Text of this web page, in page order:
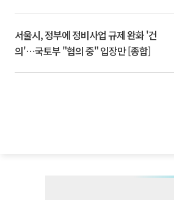
서울시, 정부에 정비사업 규제 완화 '건
의'⋯국토부 "협의 중" 입장만 [종합]